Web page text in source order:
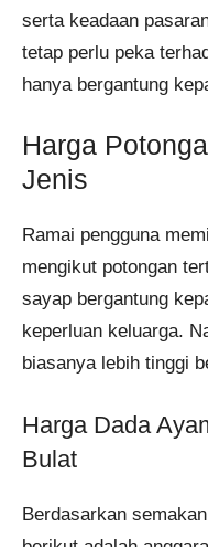
serta keadaan
tetap perlu peka
hanya bergantung
Harga
Jenis
Ramai pengguna
mengikut potongan
sayap bergantung
keperluan keluarga.
biasanya lebih tinggi
Harga Dada
Bulat
Berdasarkan